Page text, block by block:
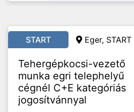
START Eger,
Tehergépkocsi-vezető
munka egri telephelyű
cégnél C+E kategóriás
jogosítvánnyal